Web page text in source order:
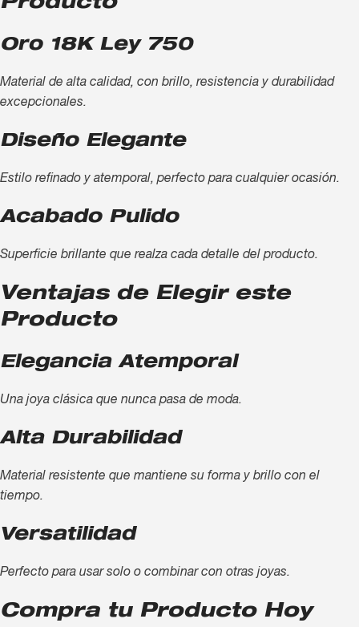
Oro 18K Ley 750
Material de alta calidad, con brillo, resistencia y durabilidad
excepcionales.
Diseño Elegante
Estilo refinado y atemporal, perfecto para cualquier ocasión.
Acabado Pulido
Superficie brillante que realza cada detalle del producto.
Ventajas de Elegir este
Producto
Elegancia Atemporal
Una joya clásica que nunca pasa de moda.
Alta Durabilidad
Material resistente que mantiene su forma y brillo con el
tiempo.
Versatilidad
Perfecto para usar solo o combinar con otras joyas.
Compra tu Producto Hoy